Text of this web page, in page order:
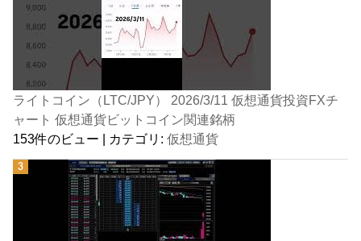
ライトコイン（LTC/JPY） 2026/3/11 仮想通貨投資FXチ
ャート 仮想通貨ビットコイン関連銘柄
153件のビュー | カテゴリ:仮想通貨